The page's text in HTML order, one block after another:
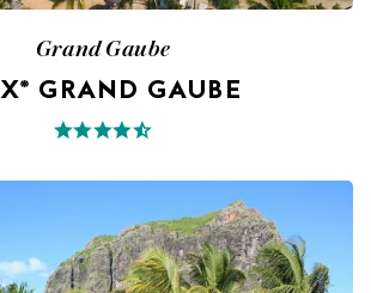
Grand Gaube
GRAND GAUBE